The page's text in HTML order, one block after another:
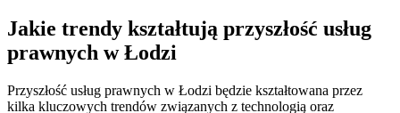
Jakie trendy kształtują przyszłość usług
prawnych w Łodzi
Przyszłość usług prawnych w Łodzi będzie kształtowana przez
kilka kluczowych trendów związanych z technologią oraz